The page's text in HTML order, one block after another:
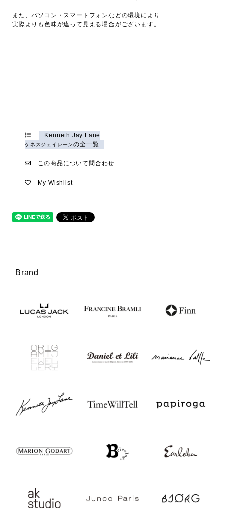
また、パソコン・スマートフォンなどの環境により
実際よりも色味が違って見える場合がございます。
Kenneth Jay Lane
ケネスジェイレーンの全一覧
この商品について問合わせ
My Wishlist
Brand